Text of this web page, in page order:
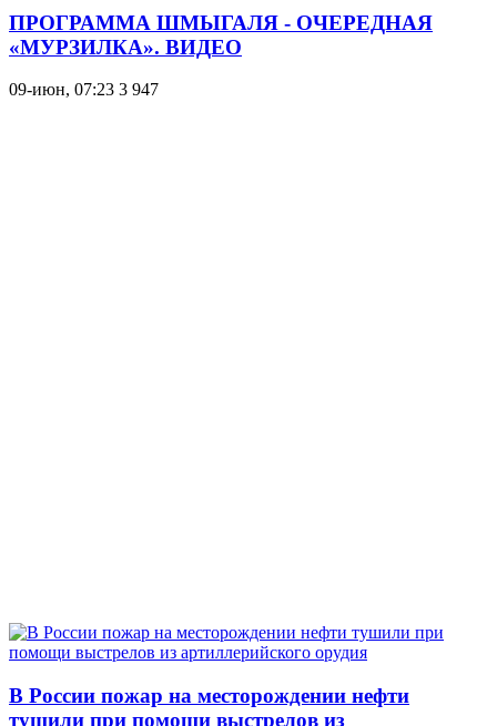
ПРОГРАММА ШМЫГАЛЯ - ОЧЕРЕДНАЯ
«МУРЗИЛКА». ВИДЕО
09-июн, 07:23 3 947
В России пожар на месторождении нефти
тушили при помощи выстрелов из